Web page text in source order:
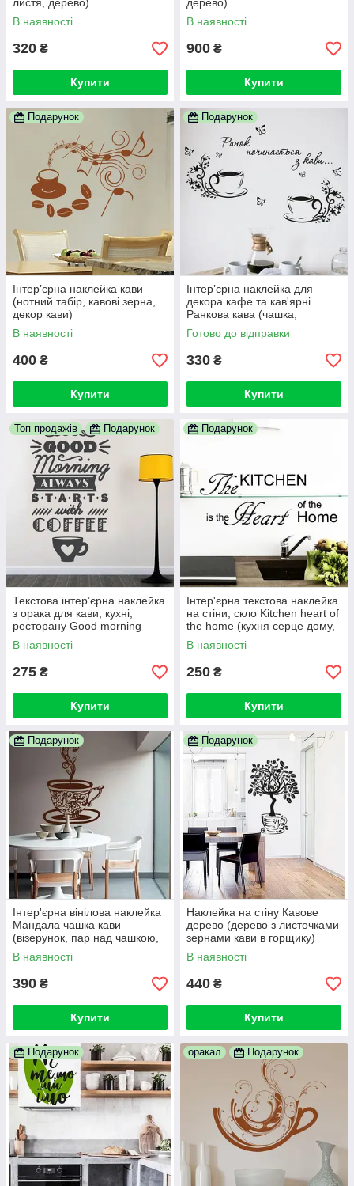
В наявності
320 ₴
Купити
В наявності
900 ₴
Купити
Подарунок
Інтер’єрна наклейка кави
(нотний табір, кавові зерна,
декор кави)
В наявності
400 ₴
Купити
Подарунок
Інтер’єрна наклейка для
декора кафе та кав'ярні
Ранкова кава (чашка,
метелики)
Готово до відправки
330 ₴
Купити
Топ продажів Подарунок
Текстова інтер’єрна наклейка
з орака для кави, кухні,
ресторану Good morning
(чашка кави, добрий ранок)
В наявності
275 ₴
Купити
Подарунок
Інтер'єрна текстова наклейка
на стіни, скло Kitchen heart of
the home (кухня серце дому,
правила дому)
В наявності
250 ₴
Купити
Подарунок
Інтер'єрна вінілова наклейка
Мандала чашка кави
(візерунок, пар над чашкою,
чашка чаю)
В наявності
390 ₴
Купити
Подарунок
Наклейка на стіну Кавове
дерево (дерево з листочками
зернами кави в горщику)
В наявності
440 ₴
Купити
Подарунок оракал Подарунок